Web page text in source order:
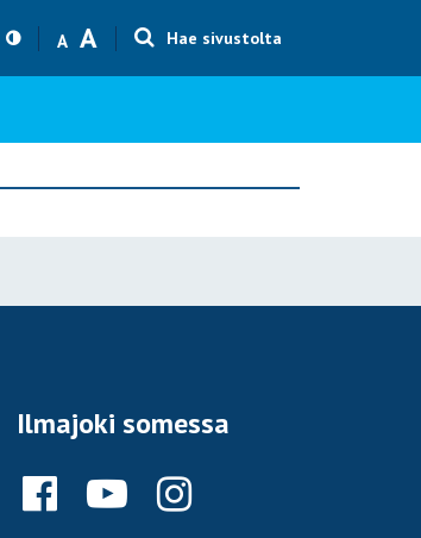
A
Text size smaller
AText size bigger
Hae sivustolta
Ilmajoki somessa